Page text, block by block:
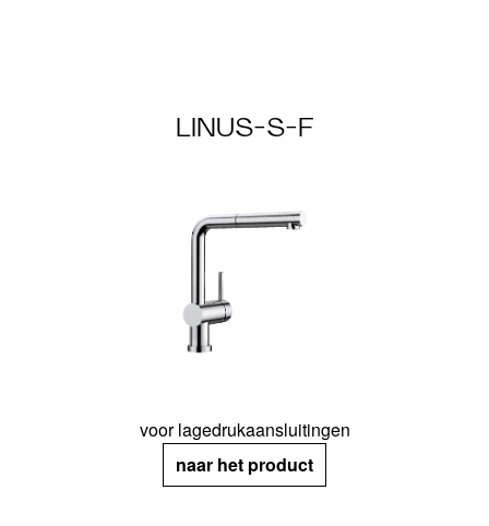
LINUS-S-F
voor lagedrukaansluitingen
naar het product